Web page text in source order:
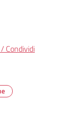
Condividi